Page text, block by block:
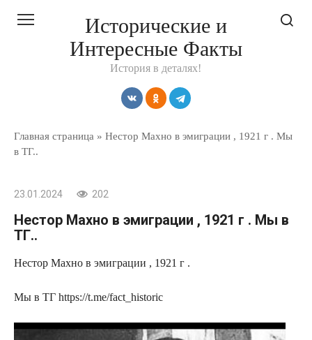
Исторические и
Интересные Факты
История в деталях!
Главная страница » Нестор Махно в эмиграции , 1921 г . Мы
в ТГ..
23.01.2024 202
Нестор Махно в эмиграции , 1921 г . Мы в
ТГ..
Нестор Махно в эмиграции , 1921 г .
Мы в ТГ https://t.me/fact_historic